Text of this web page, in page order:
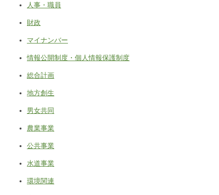
人事・職員
財政
マイナンバー
情報公開制度・個人情報保護制度
総合計画
地方創生
男女共同
農業事業
公共事業
水道事業
環境関連